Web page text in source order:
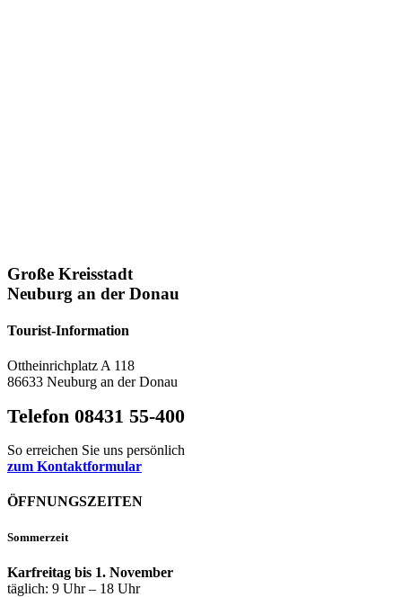
Große Kreisstadt
Neuburg an der Donau
Tourist-Information
Ottheinrichplatz A 118
86633 Neuburg an der Donau
Telefon 08431 55-400
So erreichen Sie uns persönlich
zum Kontaktformular
ÖFFNUNGSZEITEN
Sommerzeit
Karfreitag bis 1. November
täglich: 9 Uhr – 18 Uhr